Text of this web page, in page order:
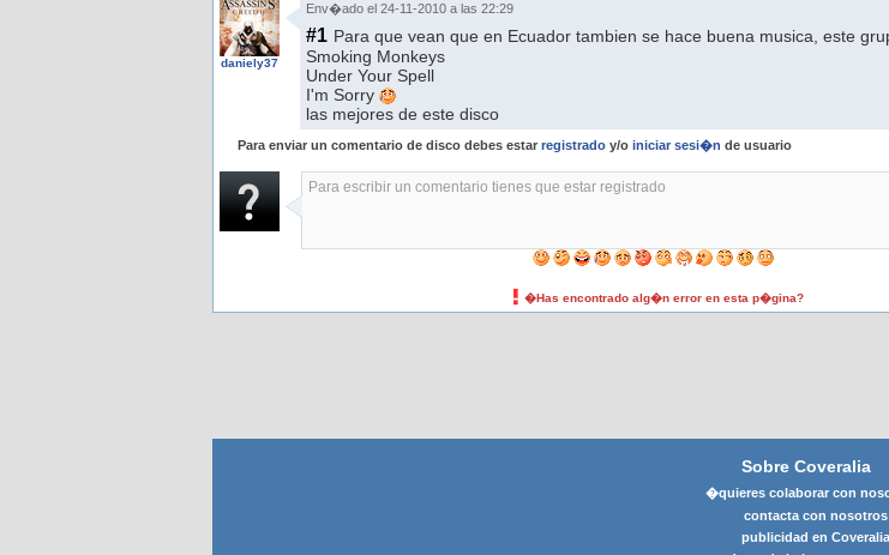
daniely37
Env�ado el 24-11-2010 a las 22:29
#1 Para que vean que en Ecuador tambien se hace buena musica, este
Smoking Monkeys
Under Your Spell
I'm Sorry
las mejores de este disco
Para enviar un comentario de disco debes estar registrado y/o iniciar sesi�n de usuario
�Has encontrado alg�n error en esta p�gina?
Sobre Coveralia
�quieres colaborar con
contacta con nosotros
publicidad en Coveralia